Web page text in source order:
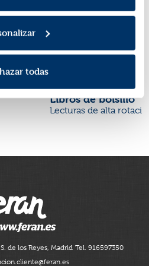
todas
Libros de bolsillo
Lecturas de alta
de los Reyes, Madrid Tel. 916597350